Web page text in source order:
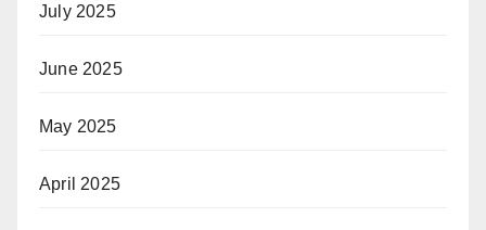
July 2025
June 2025
May 2025
April 2025